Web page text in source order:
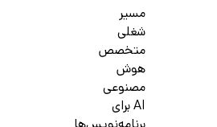
مسیر
شغلی
متخصص
هوش
مصنوعی
AI برای